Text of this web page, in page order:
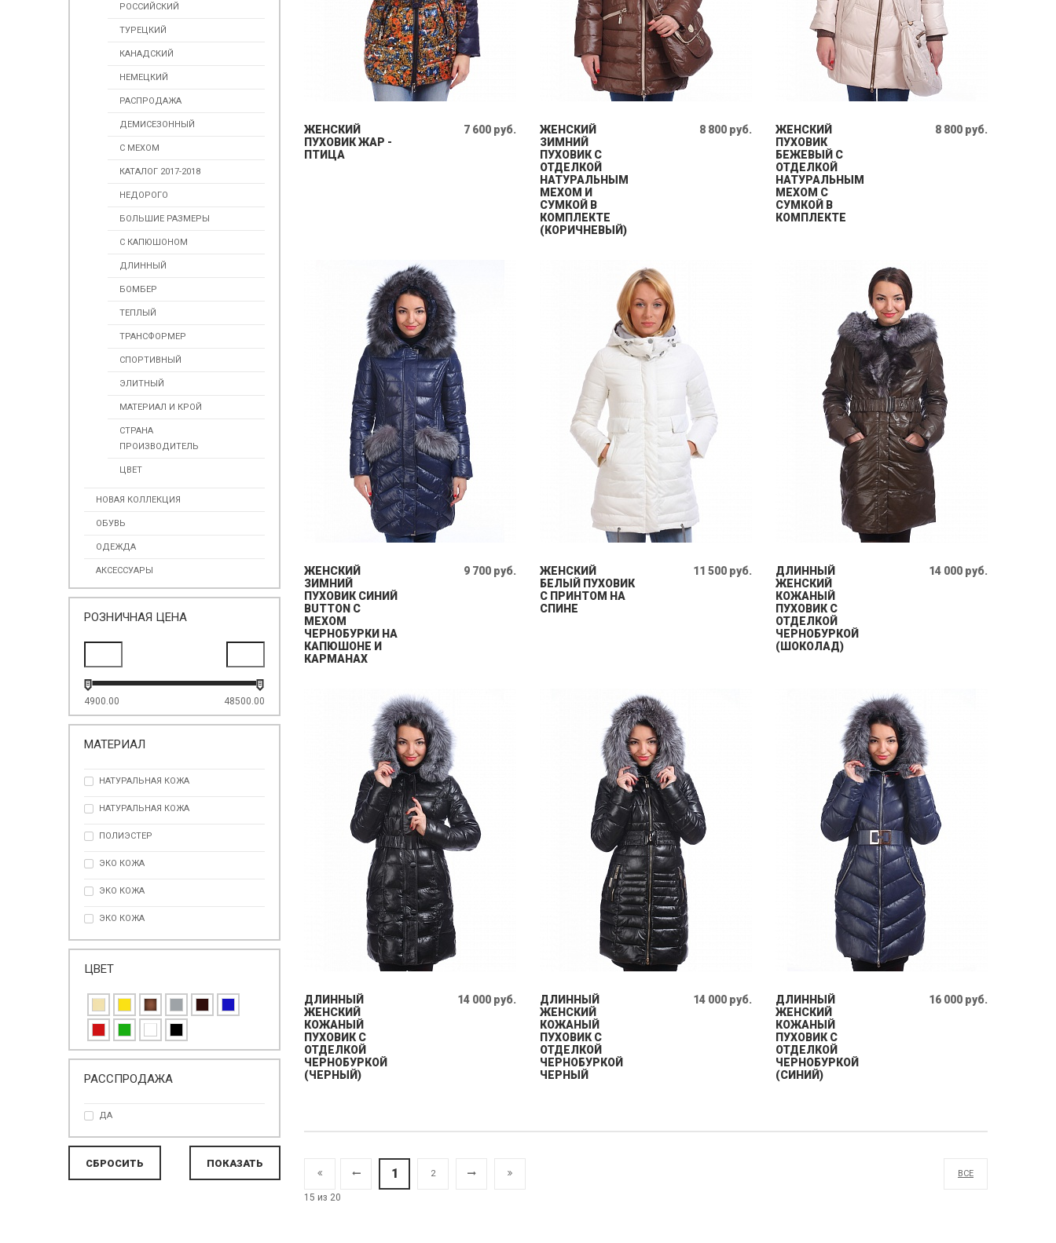
РОССИЙСКИЙ
ТУРЕЦКИЙ
КАНАДСКИЙ
НЕМЕЦКИЙ
РАСПРОДАЖА
ДЕМИСЕЗОННЫЙ
С МЕХОМ
КАТАЛОГ 2017-2018
НЕДОРОГО
БОЛЬШИЕ РАЗМЕРЫ
С КАПЮШОНОМ
ДЛИННЫЙ
БОМБЕР
ТЕПЛЫЙ
ТРАНСФОРМЕР
СПОРТИВНЫЙ
ЭЛИТНЫЙ
МАТЕРИАЛ И КРОЙ
СТРАНА
ПРОИЗВОДИТЕЛЬ
ЦВЕТ
НОВАЯ КОЛЛЕКЦИЯ
ОБУВЬ
ОДЕЖДА
АКСЕССУАРЫ
РОЗНИЧНАЯ ЦЕНА
4900.00 48500.00
МАТЕРИАЛ
НАТУРАЛЬНАЯ КОЖА
НАТУРАЛЬНАЯ КОЖА
ПОЛИЭСТЕР
ЭКО КОЖА
ЭКО КОЖА
ЭКО КОЖА
ЦВЕТ
РАССПРОДАЖА
ДА
ЖЕНСКИЙ
ПУХОВИК ЖАР -
ПТИЦА
7 600 руб.
ЖЕНСКИЙ
ЗИМНИЙ
ПУХОВИК С
ОТДЕЛКОЙ
НАТУРАЛЬНЫМ
МЕХОМ И
СУМКОЙ В
КОМПЛЕКТЕ
(КОРИЧНЕВЫЙ)
8 800 руб.
ЖЕНСКИЙ
ПУХОВИК
БЕЖЕВЫЙ С
ОТДЕЛКОЙ
НАТУРАЛЬНЫМ
МЕХОМ С
СУМКОЙ В
КОМПЛЕКТЕ
8 800 руб.
ЖЕНСКИЙ
ЗИМНИЙ
ПУХОВИК СИНИЙ
BUTTON С
МЕХОМ
ЧЕРНОБУРКИ НА
КАПЮШОНЕ И
КАРМАНАХ
9 700 руб.
ЖЕНСКИЙ
БЕЛЫЙ ПУХОВИК
С ПРИНТОМ НА
СПИНЕ
11 500 руб.
ДЛИННЫЙ
ЖЕНСКИЙ
КОЖАНЫЙ
ПУХОВИК С
ОТДЕЛКОЙ
ЧЕРНОБУРКОЙ
(ШОКОЛАД)
14 000 руб.
ДЛИННЫЙ
ЖЕНСКИЙ
КОЖАНЫЙ
ПУХОВИК С
ОТДЕЛКОЙ
ЧЕРНОБУРКОЙ
(ЧЕРНЫЙ)
14 000 руб.
ДЛИННЫЙ
ЖЕНСКИЙ
КОЖАНЫЙ
ПУХОВИК С
ОТДЕЛКОЙ
ЧЕРНОБУРКОЙ
ЧЕРНЫЙ
14 000 руб.
ДЛИННЫЙ
ЖЕНСКИЙ
КОЖАНЫЙ
ПУХОВИК С
ОТДЕЛКОЙ
ЧЕРНОБУРКОЙ
(СИНИЙ)
16 000 руб.
1 2 ВСЕ
15 из 20